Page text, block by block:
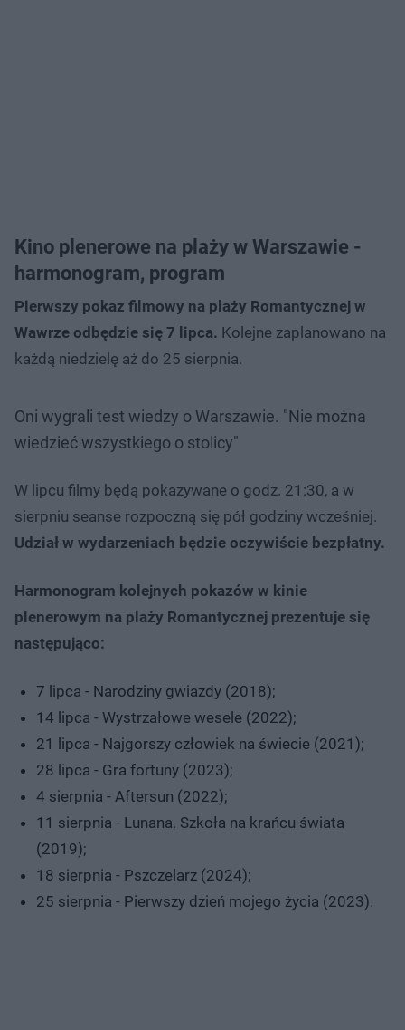
Kino plenerowe na plaży w Warszawie -
harmonogram, program
Pierwszy pokaz filmowy na plaży Romantycznej w
Wawrze odbędzie się 7 lipca. Kolejne zaplanowano na
każdą niedzielę aż do 25 sierpnia.
Oni wygrali test wiedzy o Warszawie. "Nie można
wiedzieć wszystkiego o stolicy"
W lipcu filmy będą pokazywane o godz. 21:30, a w
sierpniu seanse rozpoczną się pół godziny wcześniej.
Udział w wydarzeniach będzie oczywiście bezpłatny.
Harmonogram kolejnych pokazów w kinie
plenerowym na plaży Romantycznej prezentuje się
następująco:
7 lipca - Narodziny gwiazdy (2018);
14 lipca - Wystrzałowe wesele (2022);
21 lipca - Najgorszy człowiek na świecie (2021);
28 lipca - Gra fortuny (2023);
4 sierpnia - Aftersun (2022);
11 sierpnia - Lunana. Szkoła na krańcu świata
(2019);
18 sierpnia - Pszczelarz (2024);
25 sierpnia - Pierwszy dzień mojego życia (2023).